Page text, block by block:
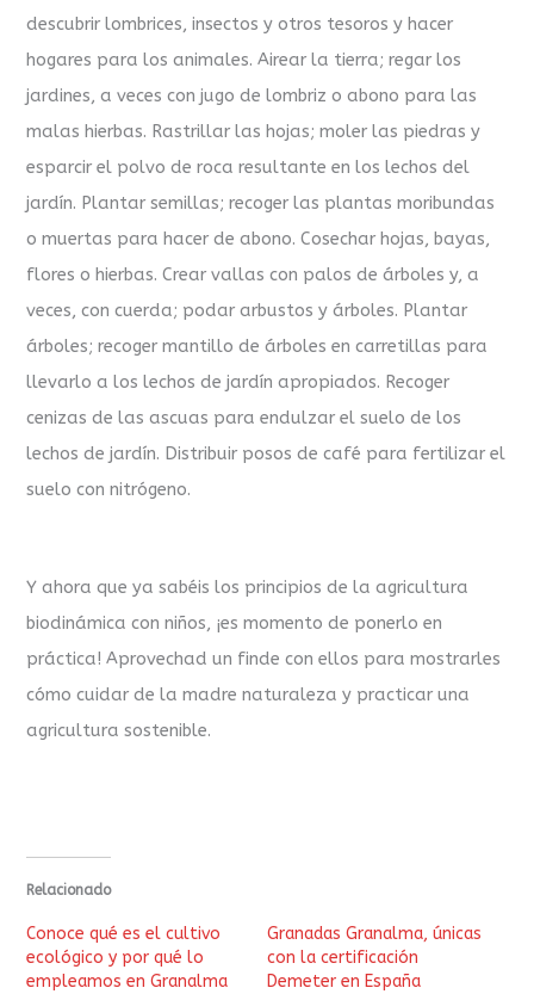
descubrir lombrices, insectos y otros tesoros y hacer
hogares para los animales. Airear la tierra; regar los
jardines, a veces con jugo de lombriz o abono para las
malas hierbas. Rastrillar las hojas; moler las piedras y
esparcir el polvo de roca resultante en los lechos del
jardín. Plantar semillas; recoger las plantas moribundas
o muertas para hacer de abono. Cosechar hojas, bayas,
flores o hierbas. Crear vallas con palos de árboles y, a
veces, con cuerda; podar arbustos y árboles. Plantar
árboles; recoger mantillo de árboles en carretillas para
llevarlo a los lechos de jardín apropiados. Recoger
cenizas de las ascuas para endulzar el suelo de los
lechos de jardín. Distribuir posos de café para fertilizar el
suelo con nitrógeno.
Y ahora que ya sabéis los principios de la agricultura
biodinámica con niños, ¡es momento de ponerlo en
práctica! Aprovechad un finde con ellos para mostrarles
cómo cuidar de la madre naturaleza y practicar una
agricultura sostenible.
Relacionado
Conoce qué es el cultivo
ecológico y por qué lo
empleamos en Granalma
Granadas Granalma, únicas
con la certificación
Demeter en España